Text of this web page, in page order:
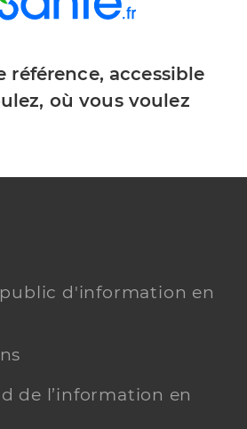
référence, accessible
où vous voulez
public d'information en
de l’information en